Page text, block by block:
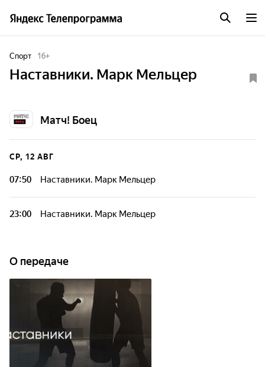
Спорт 16+
Наставники. Марк Мельцер
Матч! Боец
СР, 12 АВГ
07:50 Наставники. Марк Мельцер
23:00 Наставники. Марк Мельцер
О передаче